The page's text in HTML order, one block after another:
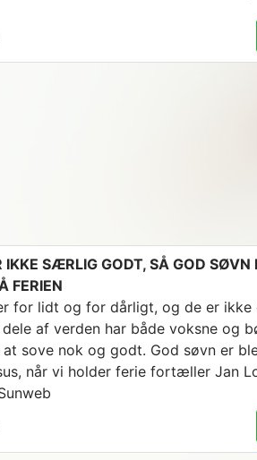
IKKE SÆRLIG GODT, SÅ GOD SØVN
FERIEN
for lidt og for dårligt, og de er ikke
af verden har både voksne og
sove nok og godt. God søvn er
når vi holder ferie fortæller Jan